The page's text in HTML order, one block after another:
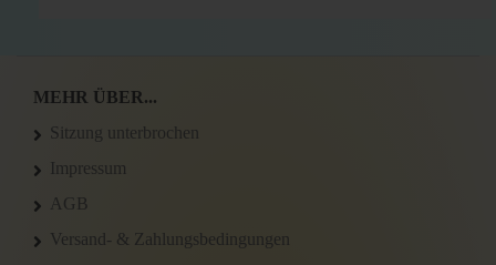
MEHR ÜBER...
Sitzung unterbrochen
Impressum
AGB
Versand- & Zahlungsbedingungen